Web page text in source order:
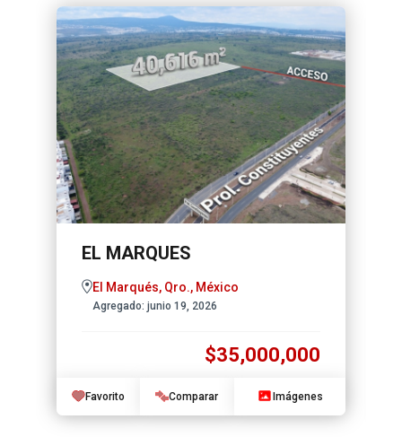
EL MARQUES
El Marqués, Qro., México
Agregado: junio 19, 2026
$35,000,000
Favorito Comparar Imágenes